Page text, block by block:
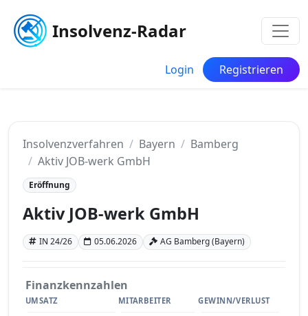
Insolvenz-Radar
Login Registrieren
Insolvenzverfahren Bayern
Bamberg
Aktiv JOB-werk GmbH
Eröffnung
Aktiv JOB-werk GmbH
IN 24/26 05.06.2026 AG Bamberg (Bayern)
Finanzkennzahlen
UMSATZ MITARBEITER GEWINN/VERLUST